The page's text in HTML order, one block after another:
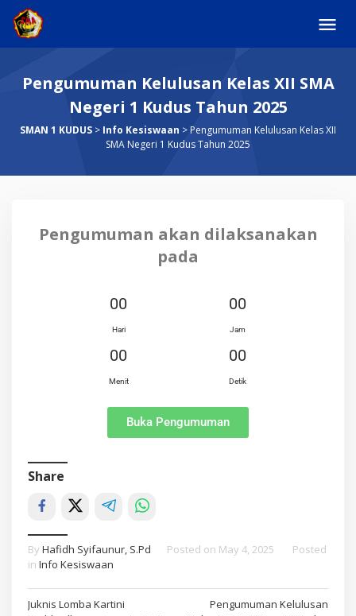
Pengumuman Kelulusan Kelas XII SMA
Negeri 1 Kudus Tahun 2025
SMAN 1 KUDUS > Info Kesiswaan >Pengumuman Kelulusan Kelas XII
SMA Negeri 1 Kudus Tahun 2025
Pengumuman akan dilaksanakan
pada
00
Hari
00
Jam
00
Menit
00
Detik
Buka Pengumuman
Share
By Hafidh Syifaunur, S.Pd Posted on May 4, 2025
Posted
in Info Kesiswaan
Juknis Lomba Kartini
Pengumuman Kelulusan